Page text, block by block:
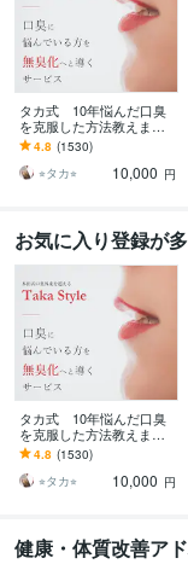
タカ式 10年悩んだ口臭
を克服した方法教えます
本田式口臭外来でもダメ
だった口臭を克服した方
法
4.8 (1530)
⭐︎タカ⭐︎
10,000 円
お気に入り登録が
タカ式 10年悩んだ口臭
を克服した方法教えます
本田式口臭外来でもダメ
だった口臭を克服した方
法
4.8 (1530)
⭐︎タカ⭐︎
10,000 円
健康・体質改善ア